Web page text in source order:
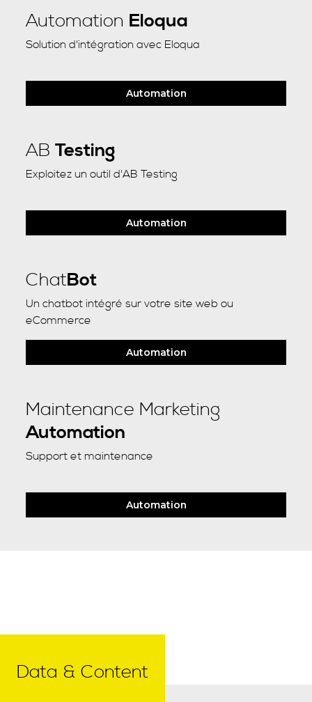
Automation Eloqua
Solution d'intégration avec Eloqua
Automation
ABTesting
Exploitez un outil d'AB Testing
Automation
ChatBot
Un chatbot intégré sur votre site web ou
eCommerce
Automation
Maintenance Marketing
Automation
Support et maintenance
Automation
Data & Content